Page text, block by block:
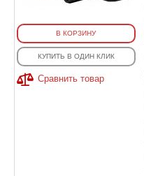
В КОРЗИНУ
КУПИТЬ В ОДИН КЛИК
Сравнить товар